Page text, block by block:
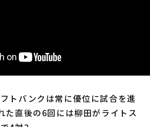
トバンクは常に優位に試合を進
た直後の6回には柳田がライトス